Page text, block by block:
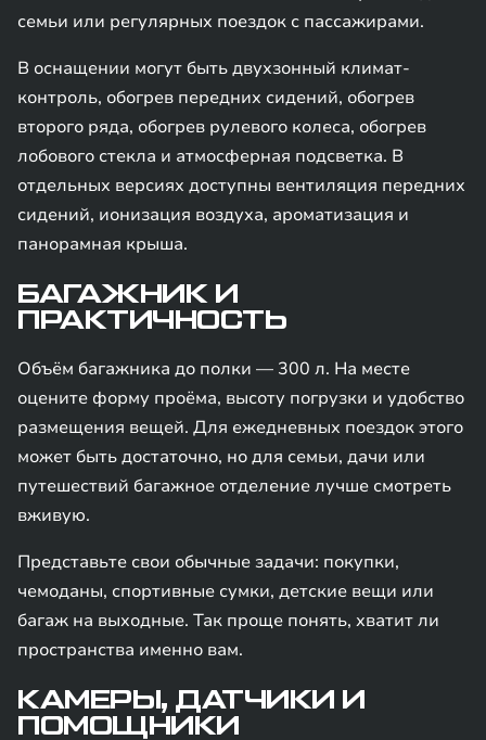
семьи или регулярных поездок с пассажирами.
В оснащении могут быть двухзонный климат-
контроль, обогрев передних сидений, обогрев
второго ряда, обогрев рулевого колеса, обогрев
лобового стекла и атмосферная подсветка. В
отдельных версиях доступны вентиляция передних
сидений, ионизация воздуха, ароматизация и
панорамная крыша.
БАГАЖНИК И
ПРАКТИЧНОСТЬ
Объём багажника до полки — 300 л. На месте
оцените форму проёма, высоту погрузки и удобство
размещения вещей. Для ежедневных поездок этого
может быть достаточно, но для семьи, дачи или
путешествий багажное отделение лучше смотреть
вживую.
Представьте свои обычные задачи: покупки,
чемоданы, спортивные сумки, детские вещи или
багаж на выходные. Так проще понять, хватит ли
пространства именно вам.
КАМЕРЫ, ДАТЧИКИ И
ПОМОЩНИКИ